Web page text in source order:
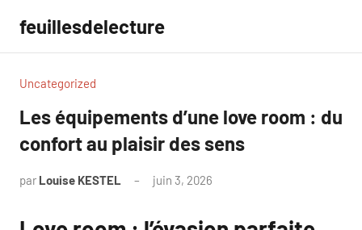
contenu
feuillesdelecture
Uncategorized
Les équipements d’une love room : du
confort au plaisir des sens
par Louise KESTEL juin 3, 2026